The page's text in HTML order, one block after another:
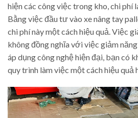
hiện các công việc trong kho, chi phí
Bằng việc đầu tư vào xe nâng tay
chi phí này một cách hiệu quả. Việc
không đồng nghĩa với việc giảm
áp dụng công nghệ hiện đại, bạn có
quy trình làm việc một cách hiệu quả